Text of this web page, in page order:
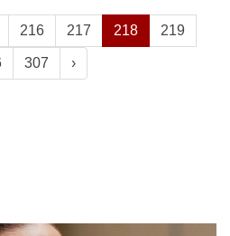
216 217 218 219
307 ›